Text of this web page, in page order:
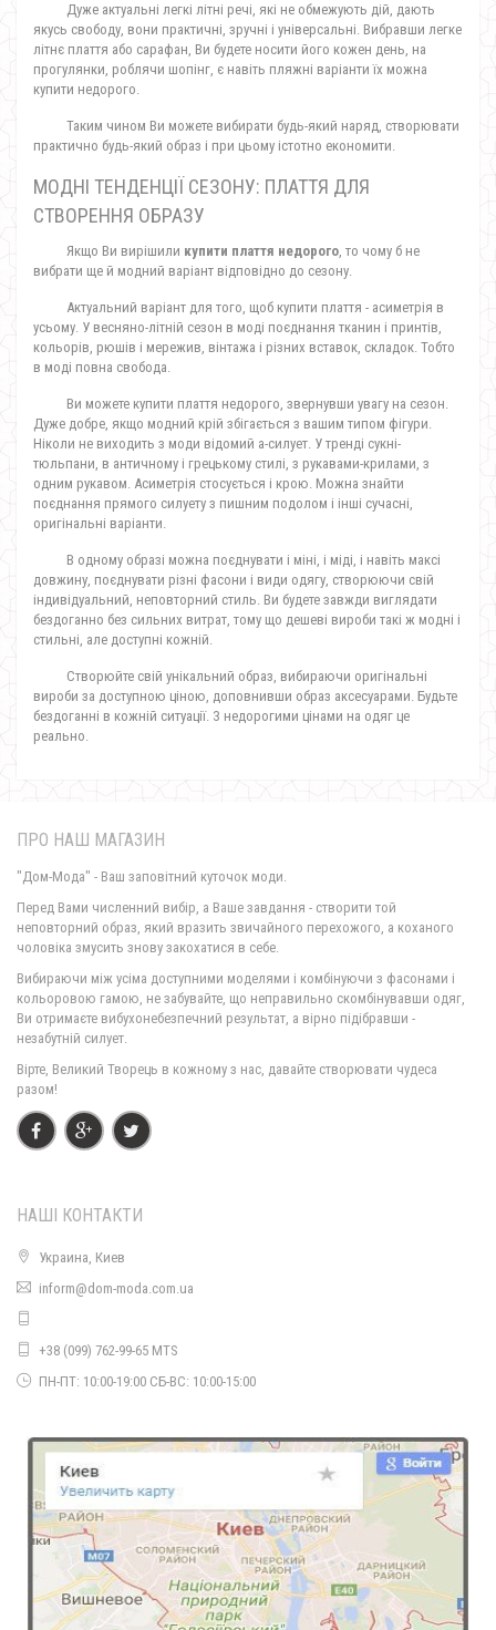
Дуже актуальні легкі літні речі, які не обмежують дій, дають
якусь свободу, вони практичні, зручні і універсальні. Вибравши легке
літнє плаття або сарафан, Ви будете носити його кожен день, на
прогулянки, роблячи шопінг, є навіть пляжні варіанти їх можна
купити недорого.
Таким чином Ви можете вибирати будь-який наряд, створювати
практично будь-який образ і при цьому істотно економити.
МОДНІ ТЕНДЕНЦІЇ СЕЗОНУ: ПЛАТТЯ ДЛЯ
СТВОРЕННЯ ОБРАЗУ
Якщо Ви вирішили купити плаття недорого, то чому б не
вибрати ще й модний варіант відповідно до сезону.
Актуальний варіант для того, щоб купити плаття - асиметрія в
усьому. У весняно-літній сезон в моді поєднання тканин і принтів,
кольорів, рюшів і мережив, вінтажа і різних вставок, складок. Тобто
в моді повна свобода.
Ви можете купити плаття недорого, звернувши увагу на сезон.
Дуже добре, якщо модний крій збігається з вашим типом фігури.
Ніколи не виходить з моди відомий а-силует. У тренді сукні-
тюльпани, в античному і грецькому стилі, з рукавами-крилами, з
одним рукавом. Асиметрія стосується і крою. Можна знайти
поєднання прямого силуету з пишним подолом і інші сучасні,
оригінальні варіанти.
В одному образі можна поєднувати і міні, і міді, і навіть максі
довжину, поєднувати різні фасони і види одягу, створюючи свій
індивідуальний, неповторний стиль. Ви будете завжди виглядати
бездоганно без сильних витрат, тому що дешеві вироби такі ж модні і
стильні, але доступні кожній.
Створюйте свій унікальний образ, вибираючи оригінальні
вироби за доступною ціною, доповнивши образ аксесуарами. Будьте
бездоганні в кожній ситуації. З недорогими цінами на одяг це
реально.
ПРО НАШ МАГАЗИН
"Дом-Мода" - Ваш заповітний куточок моди.
Перед Вами численний вибір, а Ваше завдання - створити той
неповторний образ, який вразить звичайного перехожого, а коханого
чоловіка змусить знову закохатися в себе.
Вибираючи між усіма доступними моделями і комбінуючи з фасонами і
кольоровою гамою, не забувайте, що неправильно скомбінувавши одяг,
Ви отримаєте вибухонебезпечний результат, а вірно підібравши -
незабутній силует.
Вірте, Великий Творець в кожному з нас, давайте створювати чудеса
разом!
НАШІ КОНТАКТИ
Украина, Киев
inform@dom-moda.com.ua
+38 (099) 762-99-65 MTS
ПН-ПТ: 10:00-19:00 СБ-ВС: 10:00-15:00